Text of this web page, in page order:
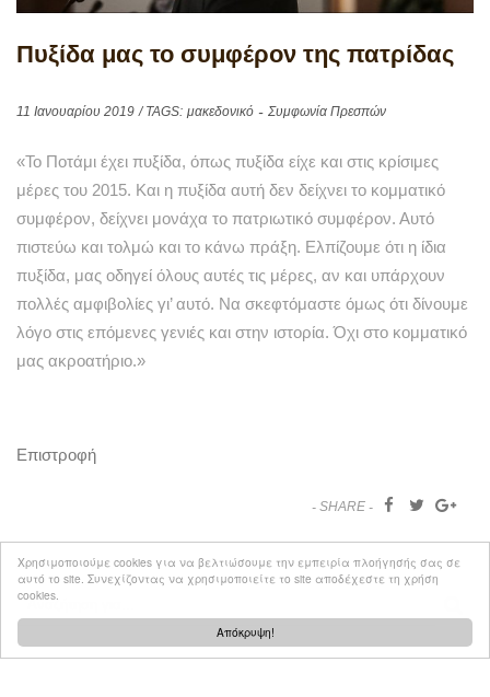
Απόκρυψη!
Χρησιμοποιούμε cookies για να βελτιώσουμε την εμπειρία πλοήγησής σας σε
αυτό το site. Συνεχίζοντας να χρησιμοποιείτε το site αποδέχεστε τη χρήση
cookies.
Πυξίδα μας το συμφέρον της πατρίδας
11 Ιανουαρίου 2019 / TAGS: μακεδονικό Συμφωνία Πρεσπών
«Το Ποτάμι έχει πυξίδα, όπως πυξίδα είχε και στις κρίσιμες
μέρες του 2015. Και η πυξίδα αυτή δεν δείχνει το κομματικό
συμφέρον, δείχνει μονάχα το πατριωτικό συμφέρον. Αυτό
πιστεύω και τολμώ και το κάνω πράξη. Ελπίζουμε ότι η ίδια
πυξίδα, μας οδηγεί όλους αυτές τις μέρες, αν και υπάρχουν
πολλές αμφιβολίες γι’ αυτό. Να σκεφτόμαστε όμως ότι δίνουμε
λόγο στις επόμενες γενιές και στην ιστορία. Όχι στο κομματικό
μας ακροατήριο.»
Επιστροφή
SHARE
ANAZHTHΣΗ